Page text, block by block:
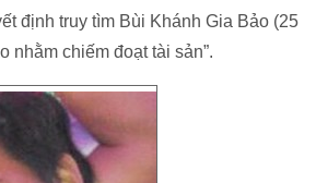
định truy tìm Bùi Khánh Gia Bảo (25
nhằm chiếm đoạt tài sản”.